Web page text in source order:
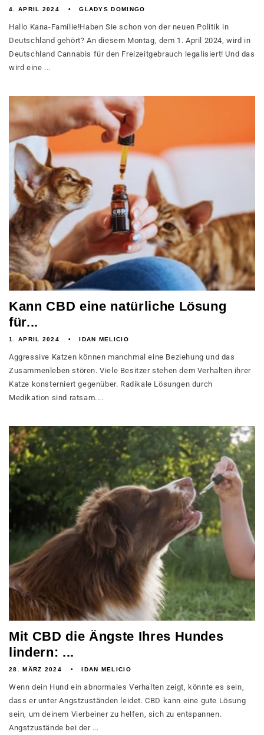
4. APRIL 2024 GLADYS DOMINGO
Hallo Kana-Familie!Haben Sie schon von der neuen Politik in
Deutschland gehört? An diesem Montag, dem 1. April 2024, wird in
Deutschland Cannabis für den Freizeitgebrauch legalisiert! Und das
wird eine ...
Kann CBD eine natürliche Lösung
für...
1. APRIL 2024 IDAN MELICIO
Aggressive Katzen können manchmal eine Beziehung und das
Zusammenleben stören. Viele Besitzer stehen dem Verhalten ihrer
Katze konsterniert gegenüber. Radikale Lösungen durch
Medikation sind ratsam....
Mit CBD die Ängste Ihres Hundes
lindern: ...
28. MÄRZ 2024 IDAN MELICIO
Wenn dein Hund ein abnormales Verhalten zeigt, könnte es sein,
dass er unter Angstzuständen leidet. CBD kann eine gute Lösung
sein, um deinem Vierbeiner zu helfen, sich zu entspannen.
Angstzustände bei der ...